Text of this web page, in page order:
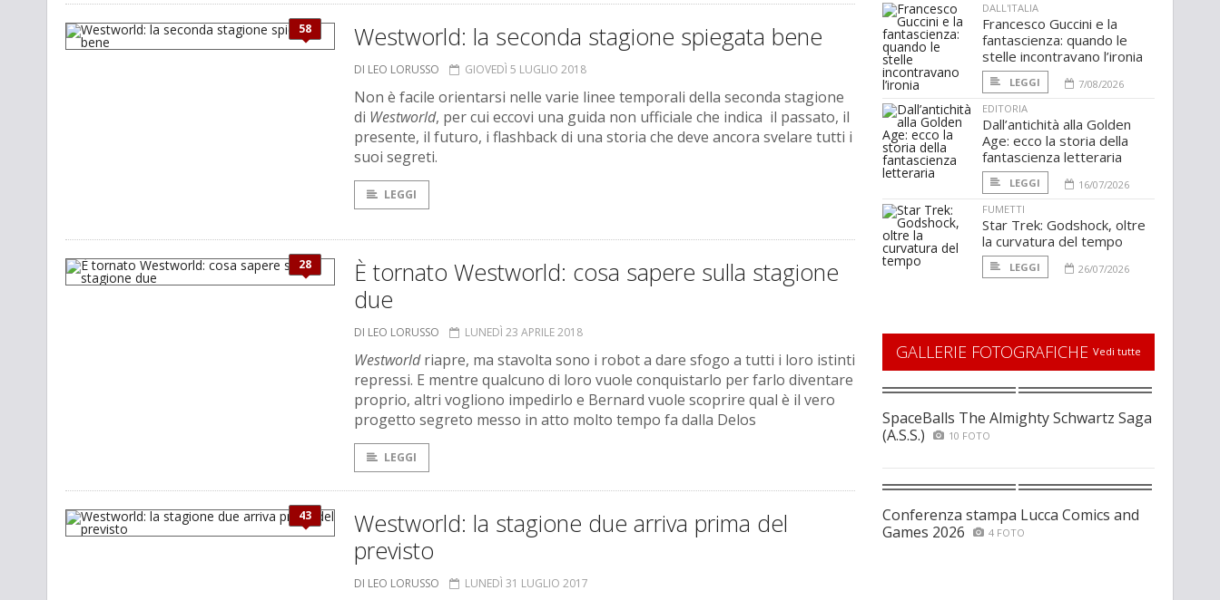
58 Westworld: la seconda stagione spiegata bene
DI LEO LORUSSO GIOVEDÌ 5 LUGLIO 2018
Non è facile orientarsi nelle varie linee temporali della seconda stagione
di Westworld, per cui eccovi una guida non ufficiale che indica il passato, il
presente, il futuro, i flashback di una storia che deve ancora svelare tutti i
suoi segreti.
LEGGI
28
È tornato Westworld: cosa sapere sulla stagione
due
DI LEO LORUSSO LUNEDÌ 23 APRILE 2018
Westworldriapre, ma stavolta sono i robot a dare sfogo a tutti i loro istinti
repressi. E mentre qualcuno di loro vuole conquistarlo per farlo diventare
proprio, altri vogliono impedirlo e Bernard vuole scoprire qual è il vero
progetto segreto messo in atto molto tempo fa dalla Delos
LEGGI
43
Westworld: la stagione due arriva prima del
previsto
DI LEO LORUSSO LUNEDÌ 31 LUGLIO 2017
DALL'ITALIA
Francesco Guccini e la
fantascienza: quando le
stelle incontravano l’ironia
LEGGI
7/08/2026
EDITORIA
Dall’antichità alla Golden
Age: ecco la storia della
fantascienza letteraria
LEGGI
16/07/2026
FUMETTI
Star Trek: Godshock, oltre
la curvatura del tempo
LEGGI 26/07/2026
GALLERIE FOTOGRAFICHE Vedi tutte
SpaceBalls The Almighty Schwartz Saga
(A.S.S.)
10 FOTO
Conferenza stampa Lucca Comics and
Games 2026
4 FOTO